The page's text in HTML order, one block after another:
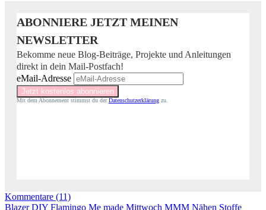
ABONNIERE JETZT MEINEN
NEWSLETTER
Bekomme neue Blog-Beiträge, Projekte und Anleitungen
direkt in dein Mail-Postfach!
eMail-Adresse
Mit dem Abonnement stimmst du derDatenschutzerklärung zu.
Kommentare (11)
Blazer DIY Flamingo Me made Mittwoch MMM Nähen Stoffe